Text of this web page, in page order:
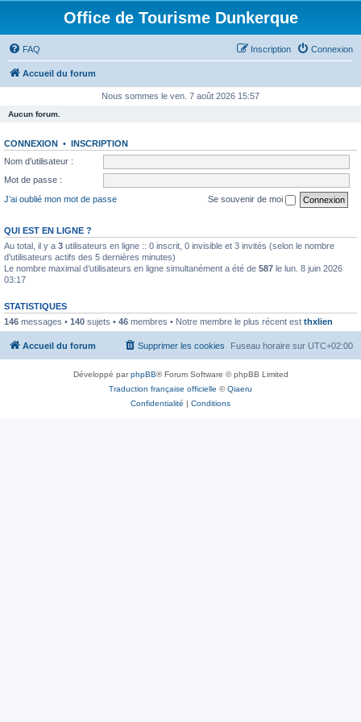
Office de Tourisme Dunkerque
FAQ Connexion
Inscription
Accueil du forum
Nous sommes le ven. 7 août 2026 15:57
Aucun forum.
CONNEXION • INSCRIPTION
Nom d’utilisateur :
Mot de passe :
J’ai oublié mon mot de passe
Se souvenir de moi
QUI EST EN LIGNE ?
Au total, il y a 3 utilisateurs en ligne :: 0 inscrit, 0 invisible et 3 invités (selon le nombre
d’utilisateurs actifs des 5 dernières minutes)
Le nombre maximal d’utilisateurs en ligne simultanément a été de 587 le lun. 8 juin 2026
03:17
STATISTIQUES
146 messages • 140 sujets • 46 membres • Notre membre le plus récent est thxlien
Accueil du forum Fuseau horaire sur UTC+02:00
Supprimer les cookies
Développé parphpBB® Forum Software © phpBB Limited
Traduction française officielle ©Qiaeru
Confidentialité | Conditions